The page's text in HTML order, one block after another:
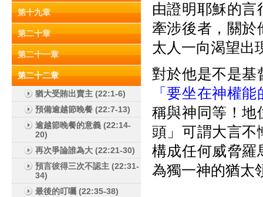
第十九章
第二十章
第二十一章
第二十二章
猶大受賄出賣主 (22:1-6)
預備逾越節晚餐 (22:7-13)
逾越節晚餐的意義 (22:14-
20)
再次爭論誰為大 (22:21-30)
預言彼得三次不認主 (22:31-
34)
最後的叮囑 (22:35-38)
由證明耶穌的
牽涉後者，關於
太人一向渴望出
對於他是不是基
「要坐在神權
稱與神同等！地
頭」可謂大言不
構成任何威脅羅
為獨一神的猶太